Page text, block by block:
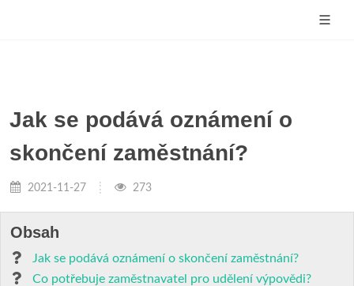
Jak se podává oznámení o
skončení zaměstnání?
2021-11-27 273
Obsah
Jak se podává oznámení o skončení zaměstnání?
Co potřebuje zaměstnavatel pro udělení výpovědi?